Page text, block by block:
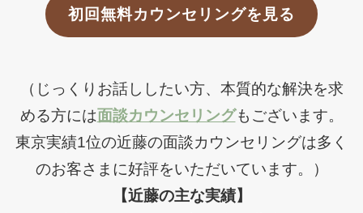
初回無料カウンセリングを見る
（じっくりお話ししたい方、本質的な解決を求
める方には面談カウンセリングもございます。
東京実績1位の近藤の面談カウンセリングは多く
のお客さまに好評をいただいています。）
【近藤の主な実績】